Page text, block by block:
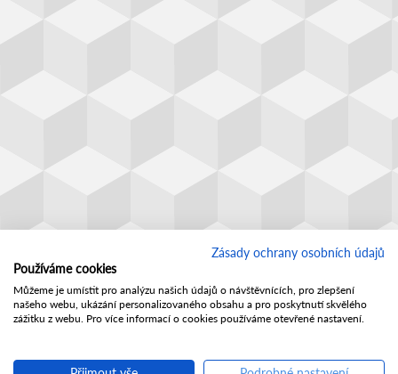
Zásady ochrany osobních údajů
Používáme cookies
Můžeme je umístit pro analýzu našich údajů o návštěvnících, pro zlepšení
našeho webu, ukázání personalizovaného obsahu a pro poskytnutí skvělého
zážitku z webu. Pro více informací o cookies používáme otevřené nastavení.